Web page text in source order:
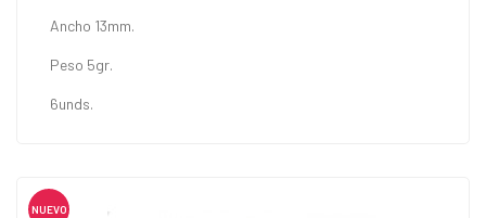
Ancho 13mm.
Peso 5gr.
6unds.
NUEVO